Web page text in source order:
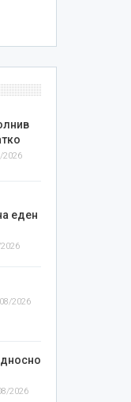
2026
еден
2026
2026